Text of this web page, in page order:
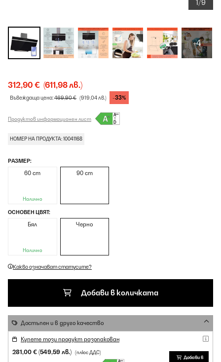
1/9
+4
312,90 € (611,98 лв.)
Въвеждаща цена:469,90 € (919,04 лв.) -33%
Продуктов информационен лист
НОМЕР НА ПРОДУКТА: 10041168
РАЗМЕР:
60 cm
Налично
90 cm
ОСНОВЕН ЦВЯТ:
Бял
Налично
Черно
Какво означават статусите?
Добави в количката
Достъпен и в друго качество
Купете този продукт разопакован
281,00 € (549,59 лв.) (плюс ДДС)
Добави в